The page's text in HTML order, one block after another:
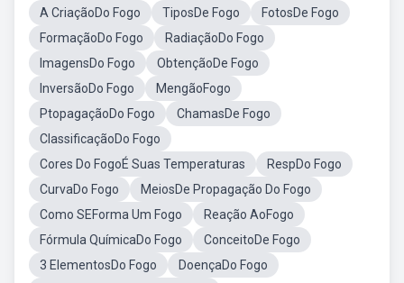
A CriaçãoDo Fogo
TiposDe Fogo
FotosDe Fogo
FormaçãoDo Fogo
RadiaçãoDo Fogo
ImagensDo Fogo
ObtençãoDe Fogo
InversãoDo Fogo
MengãoFogo
PtopagaçãoDo Fogo
ChamasDe Fogo
ClassificaçãoDo Fogo
Cores Do FogoÉ Suas Temperaturas
RespDo Fogo
CurvaDo Fogo
MeiosDe Propagação Do Fogo
Como SEForma Um Fogo
Reação AoFogo
Fórmula QuímicaDo Fogo
ConceitoDe Fogo
3 ElementosDo Fogo
DoençaDo Fogo